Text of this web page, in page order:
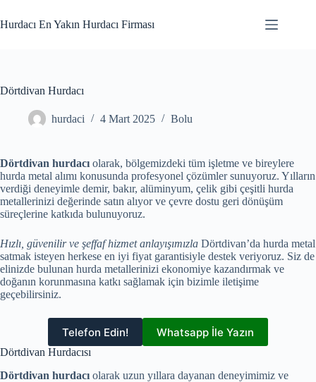
to
content
Hurdacı En Yakın Hurdacı Firması
Dörtdivan Hurdacı
hurdaci 4 Mart 2025 Bolu
Dörtdivan hurdacı olarak, bölgemizdeki tüm işletme ve bireylere
hurda metal alımı konusunda profesyonel çözümler sunuyoruz. Yılların
verdiği deneyimle demir, bakır, alüminyum, çelik gibi çeşitli hurda
metallerinizi değerinde satın alıyor ve çevre dostu geri dönüşüm
süreçlerine katkıda bulunuyoruz.
Hızlı, güvenilir ve şeffaf hizmet anlayışımızla Dörtdivan’da hurda metal
satmak isteyen herkese en iyi fiyat garantisiyle destek veriyoruz. Siz de
elinizde bulunan hurda metallerinizi ekonomiye kazandırmak ve
doğanın korunmasına katkı sağlamak için bizimle iletişime
geçebilirsiniz.
Telefon Edin! Whatsapp İle Yazın
Dörtdivan Hurdacısı
Dörtdivan hurdacı olarak uzun yıllara dayanan deneyimimiz ve